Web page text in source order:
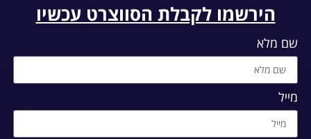
הירשמו לקבלת הסווצרט עכשיו
שם מלא
מייל